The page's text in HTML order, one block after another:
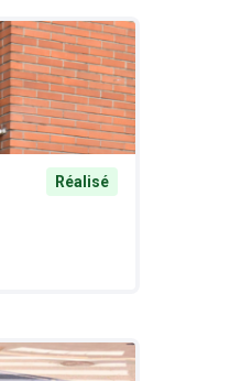
Réalisé